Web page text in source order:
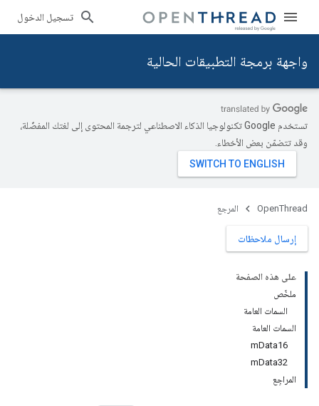
تسجيل الدخول
واجهة برمجة التطبيقات الحالية
تستخدم Google تكنولوجيا الذكاء الاصطناعي لترجمة المحتوى إلى لغتك المفضّلة،
وقد تتضمّن بعض الأخطاء.
OpenThread المرجع
إرسال ملاحظات
على هذه الصفحة
ملخّص
السمات العامة
السمات العامة
mData16
mData32
المراجِع